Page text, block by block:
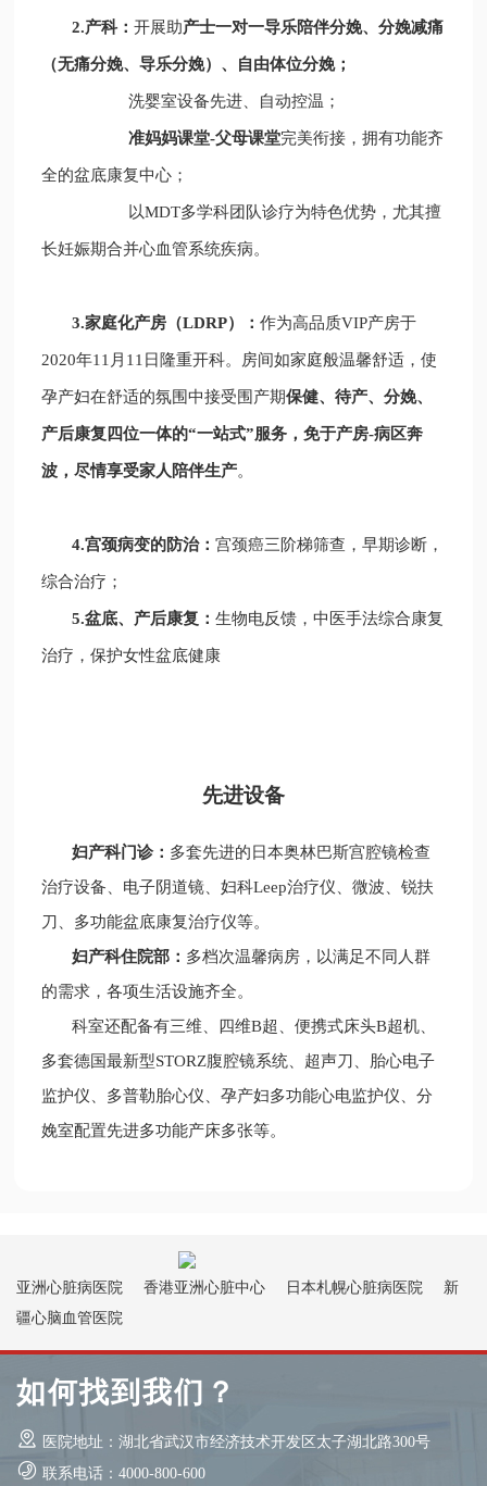
2.产科：开展助产士一对一导乐陪伴分娩、分娩减痛
（无痛分娩、导乐分娩）、自由体位分娩；
洗婴室设备先进、自动控温；
准妈妈课堂-父母课堂完美衔接，拥有功能齐
全的盆底康复中心；
以MDT多学科团队诊疗为特色优势，尤其擅
长妊娠期合并心血管系统疾病。
3.家庭化产房（LDRP）：作为高品质VIP产房于
2020年11月11日隆重开科。房间如家庭般温馨舒适，使
孕产妇在舒适的氛围中接受围产期保健、待产、分娩、
产后康复四位一体的“一站式”服务，免于产房-病区奔
波，尽情享受家人陪伴生产。
4.宫颈病变的防治：宫颈癌三阶梯筛查，早期诊断，
综合治疗；
5.盆底、产后康复：生物电反馈，中医手法综合康复
治疗，保护女性盆底健康
先进设备
妇产科门诊： 多套先进的日本奥林巴斯宫腔镜检查
治疗设备、电子阴道镜、妇科Leep治疗仪、微波、锐扶
刀、多功能盆底康复治疗仪等。
妇产科住院部： 多档次温馨病房，以满足不同人群
的需求，各项生活设施齐全。
科室还配备有三维、四维B超、便携式床头B超机、
多套德国最新型STORZ腹腔镜系统、超声刀、胎心电子
监护仪、多普勒胎心仪、孕产妇多功能心电监护仪、分
娩室配置先进多功能产床多张等。
亚洲心脏病医院 香港亚洲心脏中心 日本札幌心脏病医院
新
疆心脑血管医院
如何找到我们？
医院地址：湖北省武汉市经济技术开发区太子湖北路300号
联系电话：4000-800-600